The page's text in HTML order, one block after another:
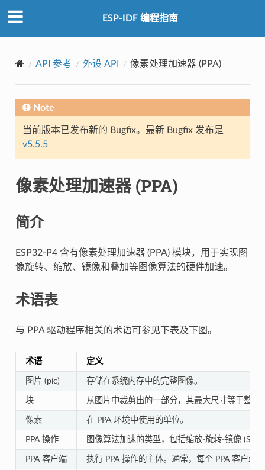
ESP-IDF 编程指南
API 参考 外设 API 像素处理加速器 (PPA)
Note
当前版本已发布新的 Bugfix。最新 Bugfix 发布是
v5.5.5
像素处理加速器 (PPA)
简介
ESP32-P4 含有像素处理加速器 (PPA) 模块，用于实现图
像旋转、缩放、镜像和叠加等图像算法的硬件加速。
术语表
与 PPA 驱动程序相关的术语可参见下表及下图。
术语 定义
图片 (pic) 存储在系统内存中的完整图像。
块 从图片中裁剪出的一部分，其最大尺寸等于整个
像素 在 PPA 环境中使用的单位。
PPA 操作 图像算法加速的类型，包括缩放-旋转-镜像
PPA 客户端 执行 PPA 操作的主体。通常，每个 PPA 客户端